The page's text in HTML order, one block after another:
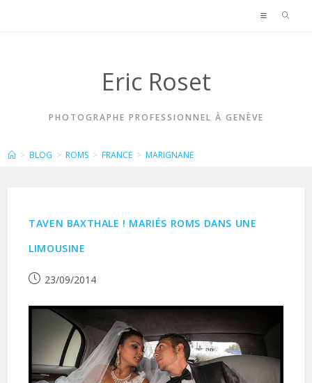
Eric Roset
PHOTOGRAPHE PROFESSIONNEL À GENÈVE
> BLOG > ROMS > FRANCE > MARIGNANE
TAVEN BAXTHALE ! MARIÉS ROMS DANS UNE
LIMOUSINE
Publication
23/09/2014